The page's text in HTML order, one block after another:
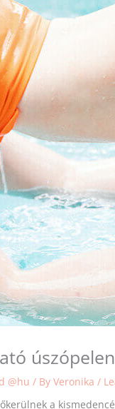
@hu / ByVeronika/
a